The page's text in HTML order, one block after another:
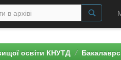
освіти КНУТД